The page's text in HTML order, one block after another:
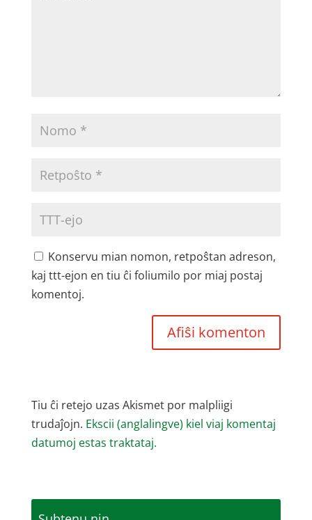
Konservu mian nomon, retpoŝtan adreson,
kaj ttt-ejon en tiu ĉi foliumilo por miaj postaj
komentoj.
Tiu ĉi retejo uzas Akismet por malpliigi
trudaĵojn. Ekscii (anglalingve) kiel viaj komentaj
datumoj estas traktataj.